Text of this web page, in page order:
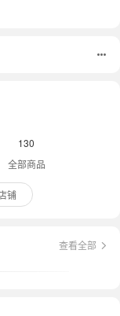
130
全部商品
铺
查看全部